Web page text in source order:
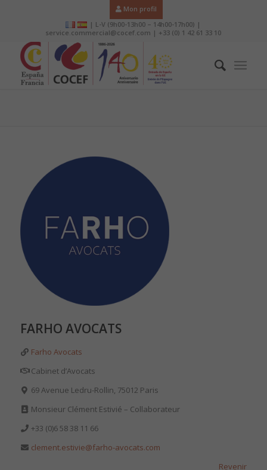
Mon profil
| L-V (9h00-13h00 – 14h00-17h00) |
service.commercial@cocef.com | +33 (0) 1 42 61 33 10
FARHO AVOCATS
Farho Avocats
Cabinet d’Avocats
69 Avenue Ledru-Rollin, 75012 Paris
Monsieur Clément Estivié – Collaborateur
+33 (0)6 58 38 11 66
clement.estivie@farho-avocats.com
Revenir